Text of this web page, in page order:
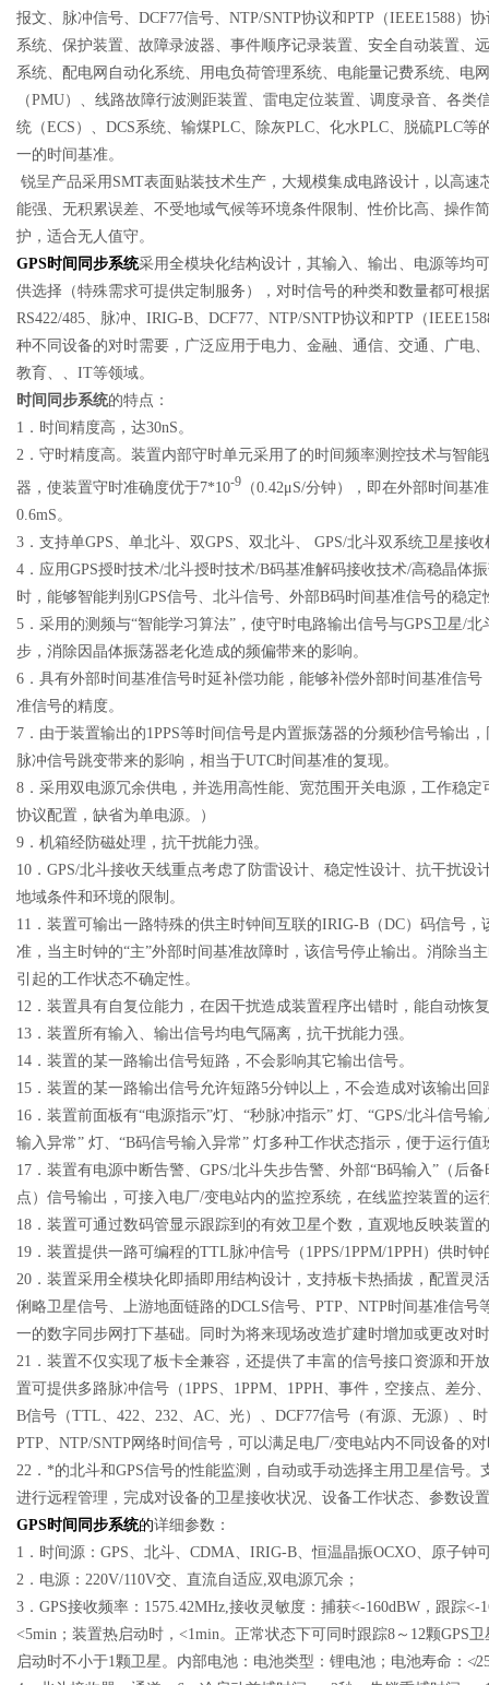
报文、脉冲信号、DCF77信号、NTP/SNTP协议和PTP（IEEE1588）
系统、保护装置、故障录波器、事件顺序记录装置、安全自动装置、
系统、配电网自动化系统、用电负荷管理系统、电能量记费系统、电
（PMU）、线路故障行波测距装置、雷电定位装置、调度录音、各
统（ECS）、DCS系统、输煤PLC、除灰PLC、化水PLC、脱硫PLC
一的时间基准。
锐呈产品采用SMT表面贴装技术生产，大规模集成电路设计，以高
能强、无积累误差、不受地域气候等环境条件限制、性价比高、操作
护，适合无人值守。
GPS时间同步系统采用全模块化结构设计，其输入、输出、电源等均
供选择（特殊需求可提供定制服务），对时信号的种类和数量都可根
RS422/485、脉冲、IRIG-B、DCF77、NTP/SNTP协议和PTP（
种不同设备的对时需要，广泛应用于电力、金融、通信、交通、广电
教育、、IT等领域。
时间同步系统的特点：
1．时间精度高，达30nS。
2．守时精度高。装置内部守时单元采用了的时间频率测控技术与智
器，使装置守时准确度优于7*10-9（0.42μS/分钟），即在外部时间基
0.6mS。
3．支持单GPS、单北斗、双GPS、双北斗、 GPS/北斗双系统卫星接
4．应用GPS授时技术/北斗授时技术/B码基准解码接收技术/高稳晶体
时，能够智能判别GPS信号、北斗信号、外部B码时间基准信号的稳
5．采用的测频与“智能学习算法”，使守时电路输出信号与GPS卫星/
步，消除因晶体振荡器老化造成的频偏带来的影响。
6．具有外部时间基准信号时延补偿功能，能够补偿外部时间基准信
准信号的精度。
7．由于装置输出的1PPS等时间信号是内置振荡器的分频秒信号输出
脉冲信号跳变带来的影响，相当于UTC时间基准的复现。
8．采用双电源冗余供电，并选用高性能、宽范围开关电源，工作稳
协议配置，缺省为单电源。）
9．机箱经防磁处理，抗干扰能力强。
10．GPS/北斗接收天线重点考虑了防雷设计、稳定性设计、抗干扰设
地域条件和环境的限制。
11．装置可输出一路特殊的供主时钟间互联的IRIG-B（DC）码信号
准，当主时钟的“主”外部时间基准故障时，该信号停止输出。消除当
引起的工作状态不确定性。
12．装置具有自复位能力，在因干扰造成装置程序出错时，能自动恢
13．装置所有输入、输出信号均电气隔离，抗干扰能力强。
14．装置的某一路输出信号短路，不会影响其它输出信号。
15．装置的某一路输出信号允许短路5分钟以上，不会造成对该输出回
16．装置前面板有“电源指示”灯、“秒脉冲指示” 灯、“GPS/北斗信号
输入异常” 灯、“B码信号输入异常” 灯多种工作状态指示，便于运行值
17．装置有电源中断告警、GPS/北斗失步告警、外部“B码输入”（后
点）信号输出，可接入电厂/变电站内的监控系统，在线监控装置的运
18．装置可通过数码管显示跟踪到的有效卫星个数，直观地反映装置
19．装置提供一路可编程的TTL脉冲信号（1PPS/1PPM/1PPH）供时
20．装置采用全模块化即插即用结构设计，支持板卡热插拔，配置灵
俐略卫星信号、上游地面链路的DCLS信号、PTP、NTP时间基准信
一的数字同步网打下基础。同时为将来现场改造扩建时增加或更改对
21．装置不仅实现了板卡全兼容，还提供了丰富的信号接口资源和开
置可提供多路脉冲信号（1PPS、1PPM、1PPH、事件，空接点、差分
B信号（TTL、422、232、AC、光）、DCF77信号（有源、无源）、
PTP、NTP/SNTP网络时间信号，可以满足电厂/变电站内不同设备的
22．*的北斗和GPS信号的性能监测，自动或手动选择主用卫星信号
进行远程管理，完成对设备的卫星接收状况、设备工作状态、参数设
GPS时间同步系统的详细参数：
1．时间源：GPS、北斗、CDMA、IRIG-B、恒温晶振OCXO、原子钟
2．电源：220V/110V交、直流自适应,双电源冗余；
3．GPS接收频率：1575.42MHz,接收灵敏度：捕获<-160dBW，跟踪
<5min；装置热启动时，<1min。正常状态下可同时跟踪8～12颗GPS
启动时不小于1颗卫星。内部电池：电池类型：锂电池；电池寿命：